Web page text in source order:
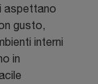
aspettano
gusto,
interni
in